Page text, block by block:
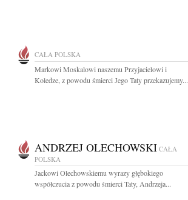
CAŁA POLSKA
Markowi Moskalowi naszemu Przyjacielowi i
Koledze, z powodu śmierci Jego Taty przekazujemy...
ANDRZEJ OLECHOWSKI CAŁA
POLSKA
Jackowi Olechowskiemu wyrazy głębokiego
współczucia z powodu śmierci Taty, Andrzeja...